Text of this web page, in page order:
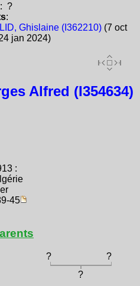
: ?
:
Ghislaine (I362210)(7 oct
jan 2024)
Alfred (I354634)
:
45
?
?
?